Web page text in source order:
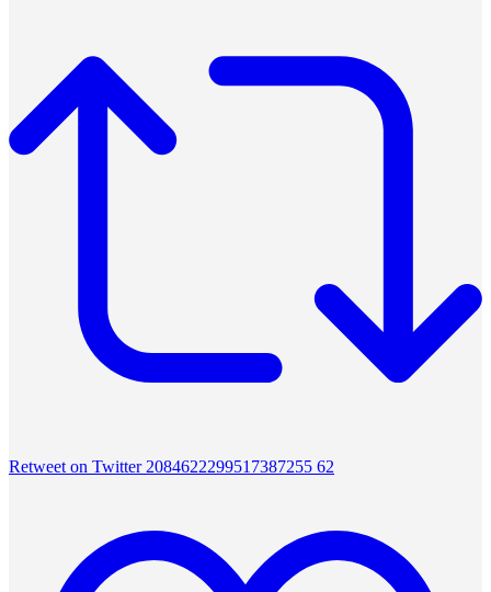
Retweet on Twitter 2084622299517387255 62